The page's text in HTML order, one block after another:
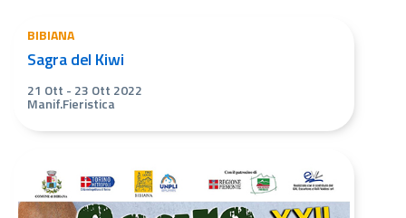
BIBIANA
Sagra del Kiwi
21 Ott - 23 Ott 2022
Manif.Fieristica